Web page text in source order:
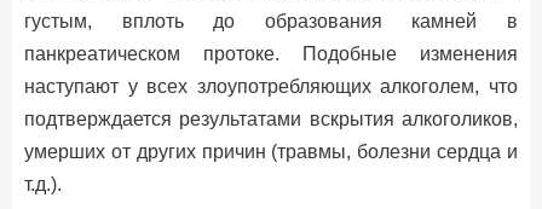
густым, вплоть до образования камней в
панкреатическом протоке. Подобные изменения
наступают у всех злоупотребляющих алкоголем, что
подтверждается результатами вскрытия алкоголиков,
умерших от других причин (травмы, болезни сердца и
т.д.).